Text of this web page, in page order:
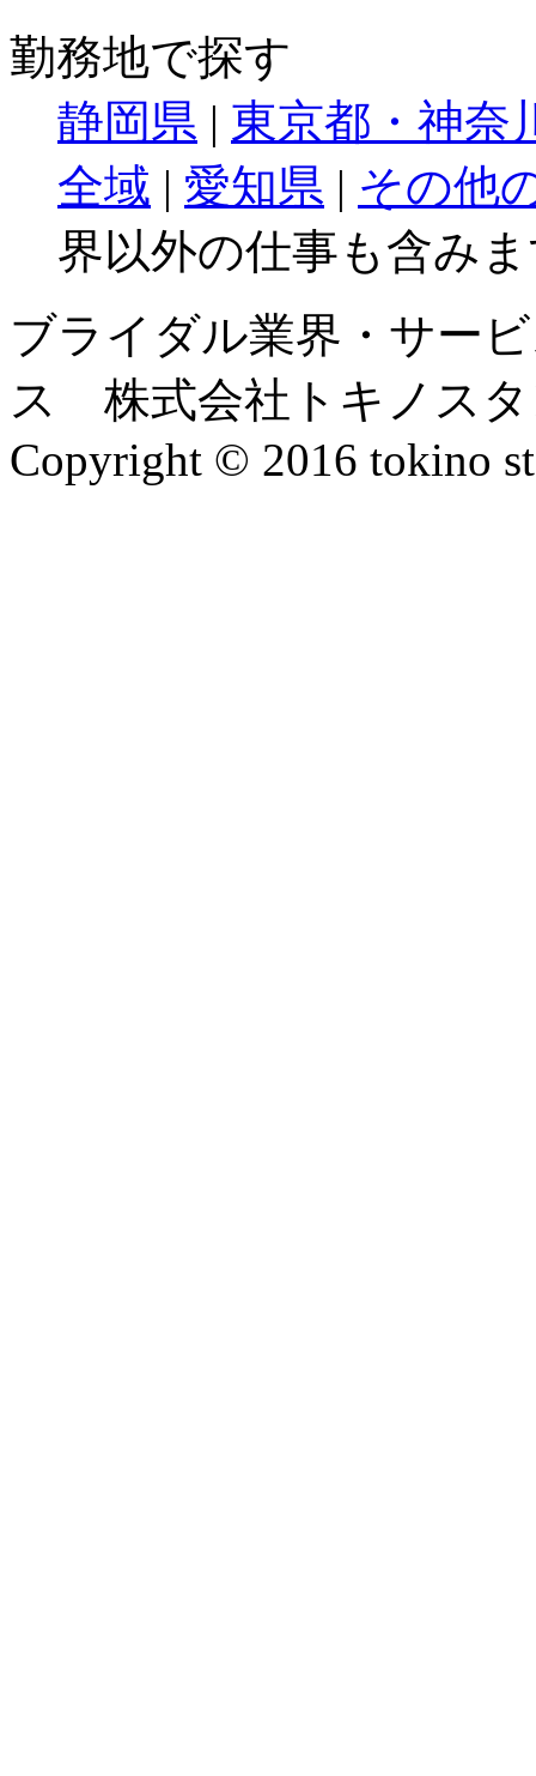
勤務地で探す
静岡県 | 東京都・神奈
全域 | 愛知県 | その他
界以外の仕事も含み
ブライダル業界・サー
ス 株式会社トキノス
Copyright © 2016 tokino